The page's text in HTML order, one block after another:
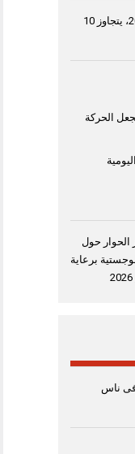
إنتاج القمح في مصر خلال موسم 2026، يتجاوز 10
الحركة
للاستثمار 2026” يعزز الحوار حول
برعاية
ناس